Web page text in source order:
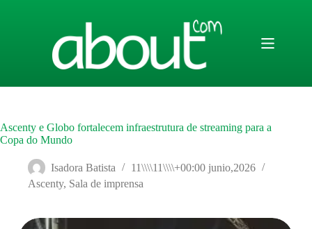
Ascenty e Globo fortalecem infraestrutura de streaming para a
Copa do Mundo
Isadora Batista
11\\\\11\\\\+00:00 junio,2026
Ascenty, Sala de imprensa